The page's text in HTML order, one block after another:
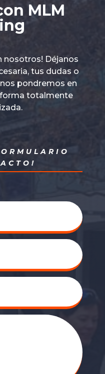
MLM
nosotros! Déjanos
tus dudas o
pondremos en
totalmente